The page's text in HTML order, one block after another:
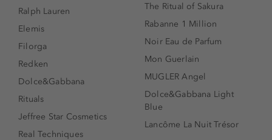
Ralph Lauren
Elemis
Filorga
Redken
Dolce&Gabbana
Rituals
Jeffree Star Cosmetics
Real Techniques
The Ritual of Sakura
Rabanne 1 Million
Noir Eau de Parfum
Mon Guerlain
MUGLER Angel
Dolce&Gabbana Light
Blue
Lancôme La Nuit Trésor